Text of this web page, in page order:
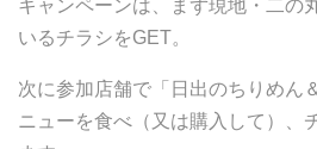
キャンペーンは、まず現地・二の
いるチラシをGET。
次に参加店舗で「日出のちりめん
ニューを食べ（又は購入して）、